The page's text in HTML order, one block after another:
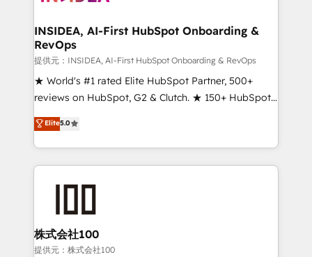
INSIDEA, AI-First HubSpot Onboarding &
RevOps
提供元：INSIDEA, AI-First HubSpot Onboarding & RevOps
★ World's #1 rated Elite HubSpot Partner, 500+
reviews on HubSpot, G2 & Clutch. ★ 150+ HubSpot
Certified Experts & Trainers across the team ★
1,500+ implementations across five continents ★ AI-
First, RevOps-led, Onboarding obsessed ★
Company of the Year 2024/25 INSIDEA helps
and build AI-powered workflows that drive adoption
from week one, in your time zone. What we do ➤
Onboarding: Live in weeks, with workflows built
Elite5.0
株式会社100
提供元：株式会社100